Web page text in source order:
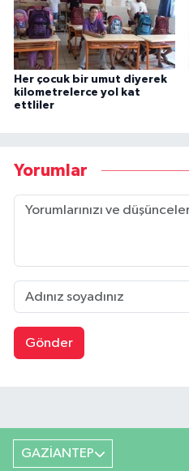
Her çocuk bir umut diyerek
kilometrelerce yol kat
ettliler
Yorumlar
Gönder
GAZİANTEP